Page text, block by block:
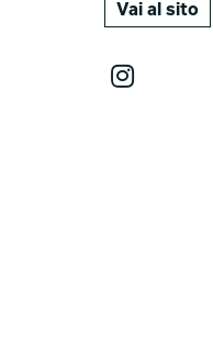
Vai al sito